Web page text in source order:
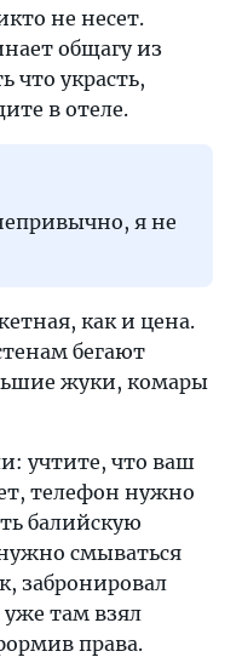
не несет.
общагу из
что украсть,
в отеле.
я не
как и цена.
бегают
жуки, комары
учтите, что ваш
телефон нужно
балийскую
смываться
забронировал
там взял
права.